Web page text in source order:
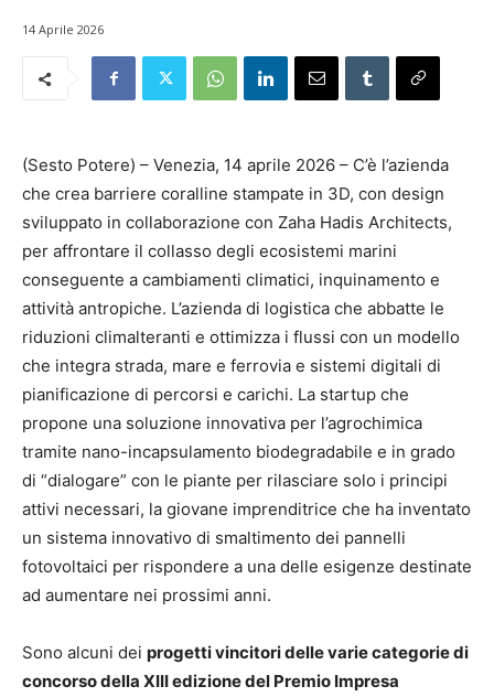
14 Aprile 2026
(Sesto Potere) – Venezia, 14 aprile 2026 – C’è l’azienda
che crea barriere coralline stampate in 3D, con design
sviluppato in collaborazione con Zaha Hadis Architects,
per affrontare il collasso degli ecosistemi marini
conseguente a cambiamenti climatici, inquinamento e
attività antropiche. L’azienda di logistica che abbatte le
riduzioni climalteranti e ottimizza i flussi con un modello
che integra strada, mare e ferrovia e sistemi digitali di
pianificazione di percorsi e carichi. La startup che
propone una soluzione innovativa per l’agrochimica
tramite nano-incapsulamento biodegradabile e in grado
di “dialogare” con le piante per rilasciare solo i principi
attivi necessari, la giovane imprenditrice che ha inventato
un sistema innovativo di smaltimento dei pannelli
fotovoltaici per rispondere a una delle esigenze destinate
ad aumentare nei prossimi anni.
Sono alcuni dei progetti vincitori delle varie categorie di
concorso della XIII edizione del Premio Impresa